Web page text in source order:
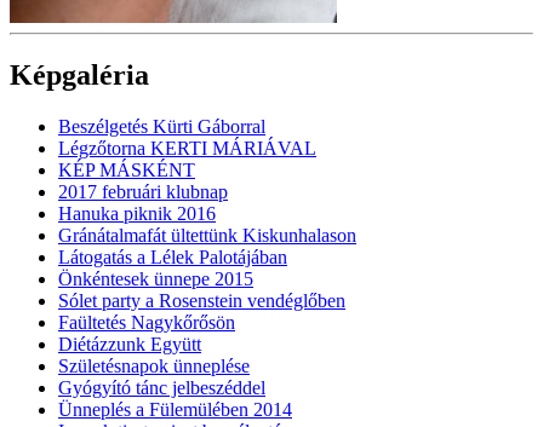
Képgaléria
Beszélgetés Kürti Gáborral
Légzőtorna KERTI MÁRIÁVAL
KÉP MÁSKÉNT
2017 februári klubnap
Hanuka piknik 2016
Gránátalmafát ültettünk Kiskunhalason
Látogatás a Lélek Palotájában
Önkéntesek ünnepe 2015
Sólet party a Rosenstein vendéglőben
Faültetés Nagykőrősön
Diétázzunk Együtt
Születésnapok ünneplése
Gyógyító tánc jelbeszéddel
Ünneplés a Fülemülében 2014